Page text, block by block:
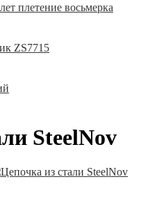
плетение восьмерка
ZS7715
SteelNov